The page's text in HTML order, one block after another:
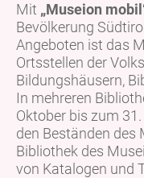
Mit „Museion
Bevölkerung
Angeboten ist das
Ortsstellen der
Bildungshäusern,
In mehreren
Oktober bis zum
den Beständen des
Bibliothek des
von Katalogen und